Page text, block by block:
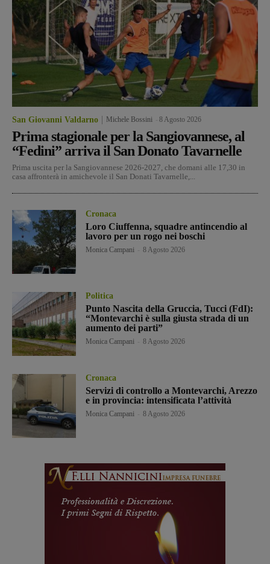
San Giovanni Valdarno Michele Bossini 8 Agosto 2026
Prima stagionale per la Sangiovannese, al
“Fedini” arriva il San Donato Tavarnelle
Prima uscita per la Sangiovannese 2026-2027, che domani alle 17,30 in
casa affronterà in amichevole il San Donati Tavarnelle,...
Cronaca
Loro Ciuffenna, squadre antincendio al
lavoro per un rogo nei boschi
Monica Campani 8 Agosto 2026
Politica
Punto Nascita della Gruccia, Tucci (FdI):
“Montevarchi è sulla giusta strada di un
aumento dei parti”
Monica Campani 8 Agosto 2026
Cronaca
Servizi di controllo a Montevarchi, Arezzo
e in provincia: intensificata l’attività
Monica Campani 8 Agosto 2026